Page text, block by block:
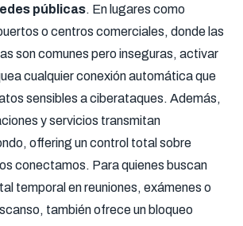
públicas. En lugares como
o centros comerciales, donde las
son comunes pero inseguras, activar
cualquier conexión automática que
sensibles a ciberataques. Además,
y servicios transmitan
offering un control total sobre
conectamos. Para quienes buscan
temporal en reuniones, exámenes o
también ofrece un bloqueo